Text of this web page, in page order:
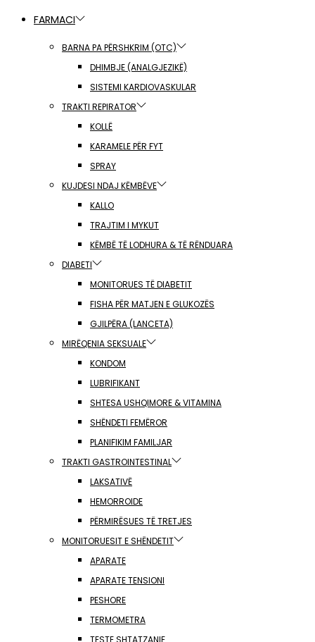
FARMACI
BARNA PA PËRSHKRIM (OTC)
DHIMBJE (ANALGJEZIKË)
SISTEMI KARDIOVASKULAR
TRAKTI REPIRATOR
KOLLË
KARAMELE PËR FYT
SPRAY
KUJDESI NDAJ KËMBËVE
KALLO
TRAJTIM I MYKUT
KËMBË TË LODHURA & TË RËNDUARA
DIABETI
MONITORUES TË DIABETIT
FISHA PËR MATJEN E GLUKOZËS
GJILPËRA (LANCETA)
MIRËQENIA SEKSUALE
KONDOM
LUBRIFIKANT
SHTESA USHQIMORE & VITAMINA
SHËNDETI FEMËROR
PLANIFIKIM FAMILJAR
TRAKTI GASTROINTESTINAL
LAKSATIVË
HEMORROIDE
PËRMIRËSUES TË TRETJES
MONITORUESIT E SHËNDETIT
APARATE
APARATE TENSIONI
PESHORE
TERMOMETRA
TESTE SHTATZANIE